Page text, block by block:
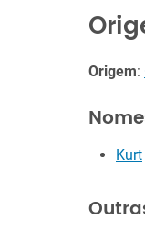
Origem:
Kurt